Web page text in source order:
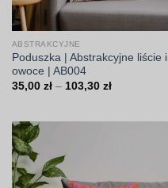
ABSTRAKCYJNE
Poduszka | Abstrakcyjne liście i
owoce | AB004
35,00 zł – 103,30 złZakres